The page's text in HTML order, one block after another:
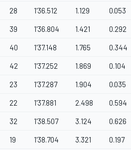
28 1'36.512 1.129 0.053
39 1'36.804 1.421 0.292
40 1'37.148 1.765 0.344
42 1'37.252 1.869 0.104
23 1'37.287 1.904 0.035
22 1'37.881 2.498 0.594
32 1'38.507 3.124 0.626
19 1'38.704 3.321 0.197